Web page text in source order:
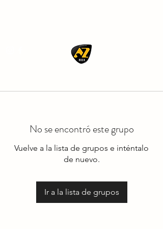
No se encontró este grupo
Vuelve a la lista de grupos e inténtalo
de nuevo.
Ir a la lista de grupos